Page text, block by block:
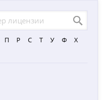
П Р С Т У Ф
Х